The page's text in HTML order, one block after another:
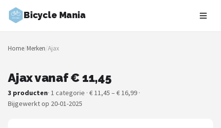
Bicycle Mania
Zoeken
NAVIGATIE
Merken
Home/Merken/Ajax
Ajax vanaf € 11,45
3 producten· 1 categorie · € 11,45 – € 16,99 ·
Bijgewerkt op 20-01-2025